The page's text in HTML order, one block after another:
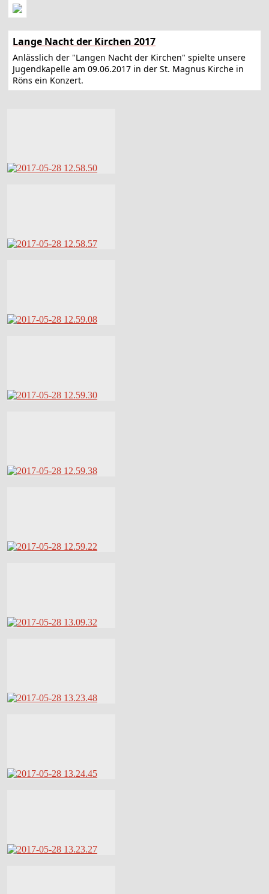
Lange Nacht der Kirchen 2017
Anlässlich der "Langen Nacht der Kirchen" spielte unsere
Jugendkapelle am 09.06.2017 in der St. Magnus Kirche in
Röns ein Konzert.